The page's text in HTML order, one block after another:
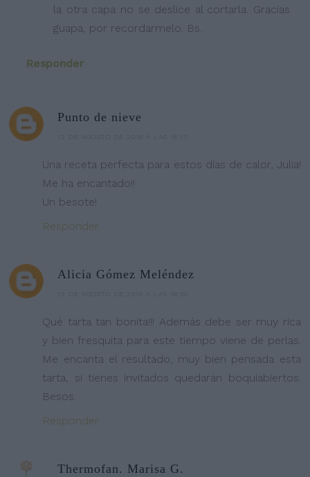
la otra capa no se deslice al cortarla. Gracias
guapa, por recordarmelo. Bs.
Responder
Punto de nieve
Una receta perfecta para estos días de calor, Julia!
Me ha encantado!!
Un besote!
Responder
Alicia Gómez Meléndez
Qué tarta tan bonita!!! Además debe ser muy rica
y bien fresquita para este tiempo viene de perlas.
Me encanta el resultado, muy bien pensada esta
tarta, si tienes invitados quedarán boquiabiertos.
Besos.
Responder
Thermofan. Marisa G.